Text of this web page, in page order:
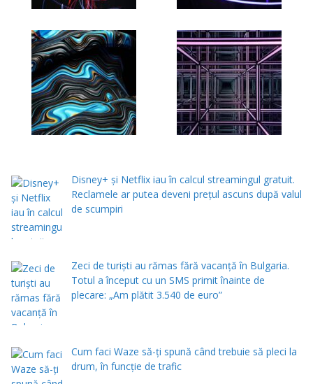
Disney+ și Netflix iau în calcul streamingul gratuit.
Reclamele ar putea deveni prețul ascuns după valul
de scumpiri
Zeci de turiști au rămas fără vacanță în Bulgaria.
Totul a început cu un SMS primit înainte de
plecare: „Am plătit 3.540 de euro”
Cum faci Waze să-ți spună când trebuie să pleci la
drum, în funcție de trafic